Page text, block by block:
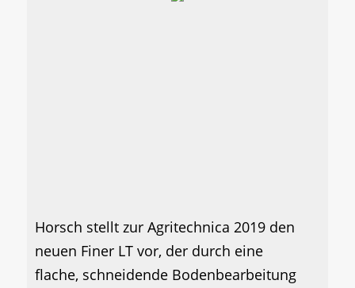
Horsch stellt zur Agritechnica 2019 den
neuen Finer LT vor, der durch eine
flache, schneidende Bodenbearbeitung